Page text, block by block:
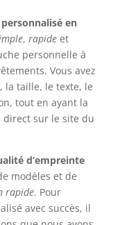
en
, rapideet
personnelle à
Vous avez
la taille, le texte, le
tout en ayant la
sur le site du
d’empreinte
modèles et de
rapide. Pour
avec succès, il